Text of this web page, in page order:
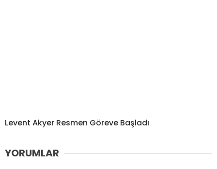
Levent Akyer Resmen Göreve Başladı
YORUMLAR